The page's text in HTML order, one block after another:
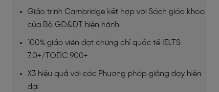
Giáo trình Cambridge kết hợp với Sách giáo khoa
của Bộ GD&ĐT hiện hành
100% giáo viên đạt chứng chỉ quốc tế IELTS
7.0+/TOEIC 900+
X3 hiệu quả với các Phương pháp giảng dạy hiện
đại